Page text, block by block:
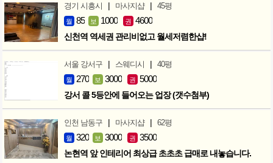
경기 시흥시 | 마사지샵 | 45평
월 85 보 1000 권 4600
신천역 역세권 관리비없고 월세저렴한샵!
서울 강서구 | 스웨디시 | 40평
월 270 보 3000 권 5000
강서 콜 5등안에 들어오는 업장 (갯수첨부)
인천 남동구 | 마사지샵 | 62평
월 320 보 3000 권 3500
논현역 앞 인테리어 최상급 초초초 급매로 내놓습니다.